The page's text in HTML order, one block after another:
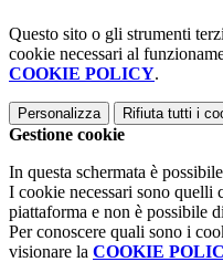
Questo sito o gli strumenti
cookie necessari al
COOKIE POLICY.
Personalizza Rifiuta tutti i
Gestione cookie
In questa schermata è
I cookie necessari sono quelli
piattaforma e non è possibile
Per conoscere quali sono i
visionare la COOKIE